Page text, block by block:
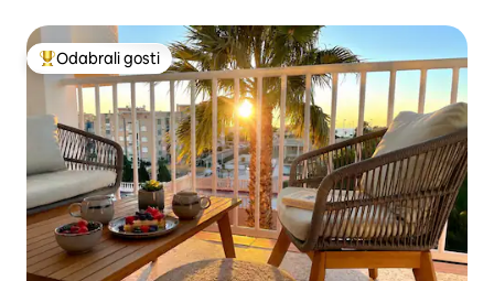
Među najviše rangiranima s oznakom „Odabrali gosti”
Odabrali gosti